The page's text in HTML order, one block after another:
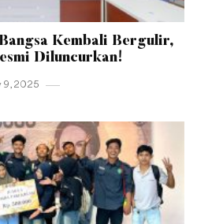
Kembali Bergulir,
Diluncurkan!
9 , 2025